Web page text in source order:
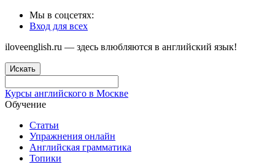
Мы в соцсетях:
Вход для всех
iloveenglish.ru — здесь влюбляются в английский язык!
Искать
Курсы английского в Москве
Обучение
Статьи
Упражнения онлайн
Английская грамматика
Топики